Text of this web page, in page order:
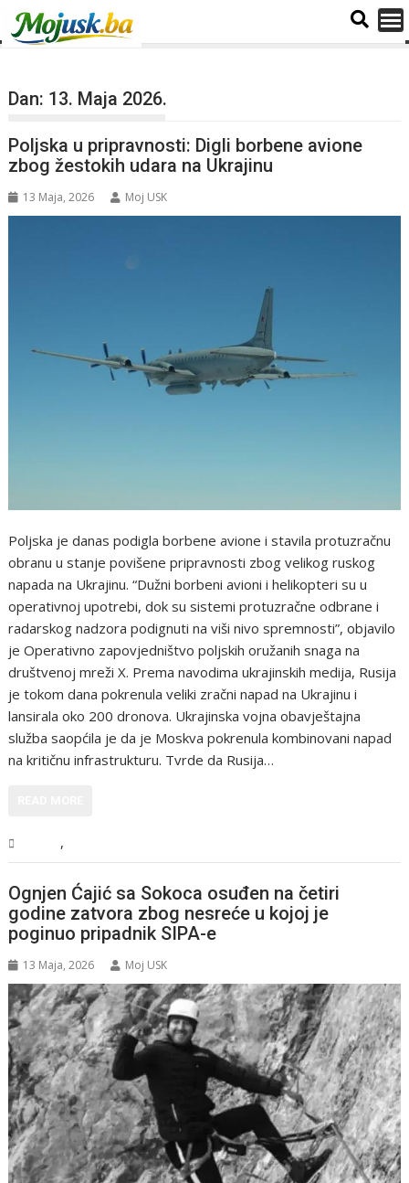
Dan: 13. Maja 2026.
Poljska u pripravnosti: Digli borbene avione
zbog žestokih udara na Ukrajinu
13 Maja, 2026 Moj USK
Poljska je danas podigla borbene avione i stavila protuzračnu
obranu u stanje povišene pripravnosti zbog velikog ruskog
napada na Ukrajinu. “Dužni borbeni avioni i helikopteri su u
operativnoj upotrebi, dok su sistemi protuzračne odbrane i
radarskog nadzora podignuti na viši nivo spremnosti”, objavilo
je Operativno zapovjedništvo poljskih oružanih snaga na
društvenoj mreži X. Prema navodima ukrajinskih medija, Rusija
je tokom dana pokrenula veliki zračni napad na Ukrajinu i
lansirala oko 200 dronova. Ukrajinska vojna obavještajna
služba saopćila je da je Moskva pokrenula kombinovani napad
na kritičnu infrastrukturu. Tvrde da Rusija…
,
Ognjen Ćajić sa Sokoca osuđen na četiri
godine zatvora zbog nesreće u kojoj je
poginuo pripadnik SIPA-e
13 Maja, 2026 Moj USK